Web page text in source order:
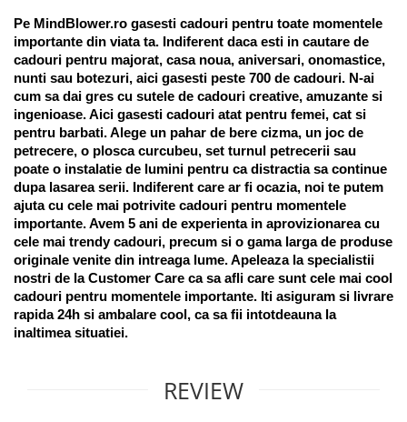
Pe MindBlower.ro gasesti cadouri pentru toate momentele
importante din viata ta. Indiferent daca esti in cautare de
cadouri pentru majorat, casa noua, aniversari, onomastice,
nunti sau botezuri, aici gasesti peste 700 de cadouri. N-ai
cum sa dai gres cu sutele de cadouri creative, amuzante si
ingenioase. Aici gasesti cadouri atat pentru femei, cat si
pentru barbati. Alege un pahar de bere cizma, un joc de
petrecere, o plosca curcubeu, set turnul petrecerii sau
poate o instalatie de lumini pentru ca distractia sa continue
dupa lasarea serii. Indiferent care ar fi ocazia, noi te putem
ajuta cu cele mai potrivite cadouri pentru momentele
importante. Avem 5 ani de experienta in aprovizionarea cu
cele mai trendy cadouri, precum si o gama larga de produse
originale venite din intreaga lume. Apeleaza la specialistii
nostri de la Customer Care ca sa afli care sunt cele mai cool
cadouri pentru momentele importante. Iti asiguram si livrare
rapida 24h si ambalare cool, ca sa fii intotdeauna la
inaltimea situatiei.
REVIEW